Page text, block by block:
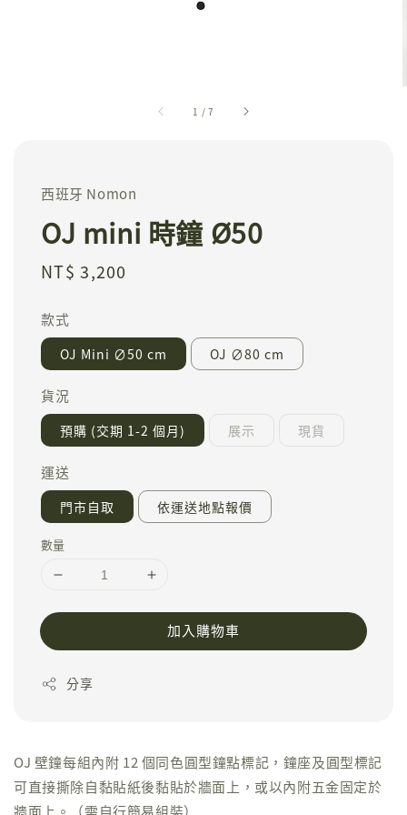
1 /7
西班牙 Nomon
OJ mini 時鐘 Ø50
Regular
NT$ 3,200
款式
OJ Mini ∅50 cm OJ ∅80 cm
貨況
預購 (交期 1-2 個月) 展示 現貨
運送
門市自取 依運送地點報價
數量
加入購物車
分享
OJ 壁鐘每組內附 12 個同色圓型鐘點標記，鐘座及圓型標記
可直接撕除自黏貼紙後黏貼於牆面上，或以內附五金固定於
牆面上。（需自行簡易組裝）